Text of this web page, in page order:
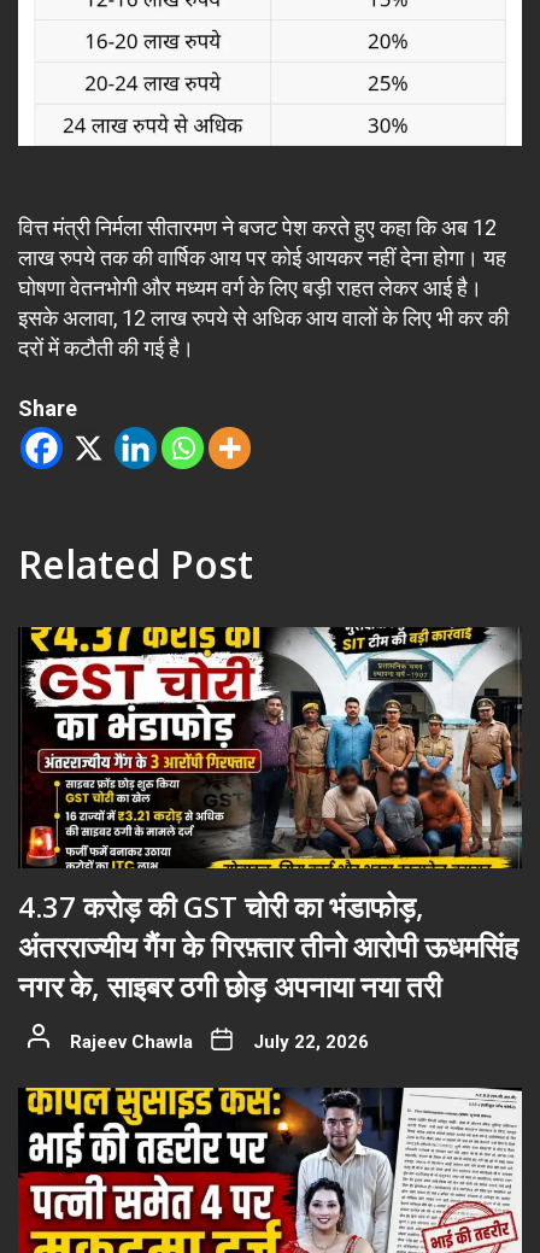
वित्त मंत्री निर्मला सीतारमण ने बजट पेश करते हुए कहा कि अब 12
लाख रुपये तक की वार्षिक आय पर कोई आयकर नहीं देना होगा। यह
घोषणा वेतनभोगी और मध्यम वर्ग के लिए बड़ी राहत लेकर आई है।
इसके अलावा, 12 लाख रुपये से अधिक आय वालों के लिए भी कर की
दरों में कटौती की गई है।
Share
Related Post
4.37 करोड़ की GST चोरी का भंडाफोड़,
अंतरराज्यीय गैंग के गिरफ़्तार तीनो आरोपी ऊधमसिंह
नगर के, साइबर ठगी छोड़ अपनाया नया तरी
Rajeev Chawla July 22, 2026